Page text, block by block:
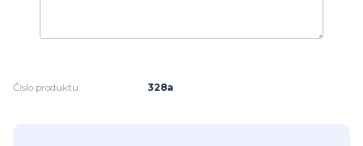
Číslo produktu: 328a